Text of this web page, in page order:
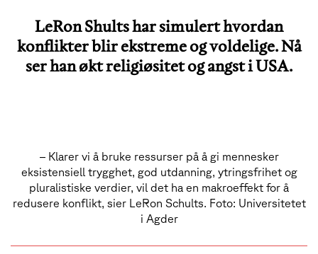
LeRon Shults har simulert hvordan
konflikter blir ekstreme og voldelige. Nå
ser han økt religiøsitet og angst i USA.
– Klarer vi å bruke ressurser på å gi mennesker
eksistensiell trygghet, god utdanning, ytringsfrihet og
pluralistiske verdier, vil det ha en makroeffekt for å
redusere konflikt, sier LeRon Schults. Foto: Universitetet
i Agder